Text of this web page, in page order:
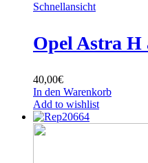
Schnellansicht
Opel Astra H
40,00€
In den Warenkorb
Add to wishlist